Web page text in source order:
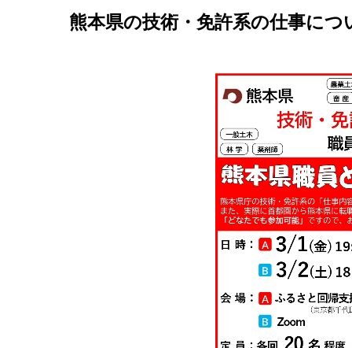
熊本県の技術・免許系の仕事に